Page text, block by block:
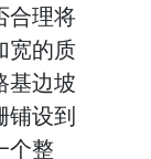
合理将
宽的质
基边坡
铺设到
个整